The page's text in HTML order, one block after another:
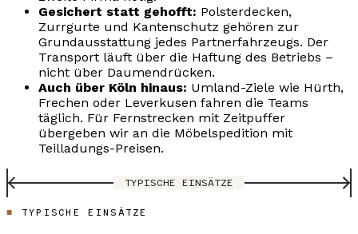
Gesichert statt gehofft: Polsterdecken,
Zurrgurte und Kantenschutz gehören zur
Grundausstattung jedes Partnerfahrzeugs. Der
Transport läuft über die Haftung des Betriebs –
nicht über Daumendrücken.
Auch über Köln hinaus: Umland-Ziele wie Hürth,
Frechen oder Leverkusen fahren die Teams
täglich. Für Fernstrecken mit Zeitpuffer
übergeben wir an die Möbelspedition mit
Teilladungs-Preisen.
TYPISCHE EINSÄTZE
TYPISCHE EINSÄTZE